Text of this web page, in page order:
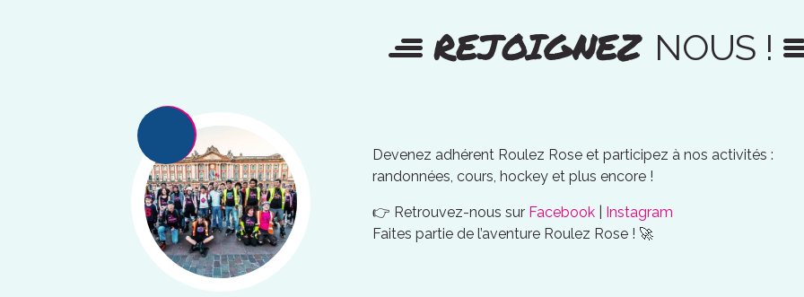
REJOIGNEZ NOUS !
Devenez adhérent Roulez Rose et participez à nos activités :
randonnées, cours, hockey et plus encore !
👉 Retrouvez-nous sur Facebook
Instagram
Faites partie de l’aventure Roulez Rose ! 🚀